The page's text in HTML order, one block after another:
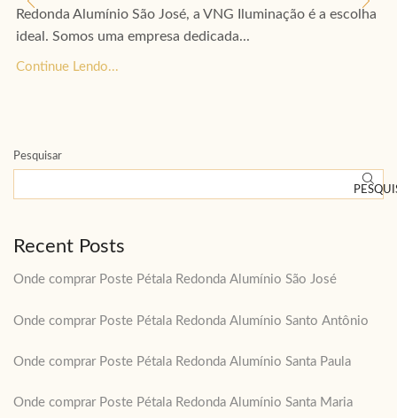
Redonda Alumínio São José, a VNG Iluminação é a escolha
ideal. Somos uma empresa dedicada...
Continue Lendo...
Pesquisar
Recent Posts
Onde comprar Poste Pétala Redonda Alumínio São José
Onde comprar Poste Pétala Redonda Alumínio Santo Antônio
Onde comprar Poste Pétala Redonda Alumínio Santa Paula
Onde comprar Poste Pétala Redonda Alumínio Santa Maria